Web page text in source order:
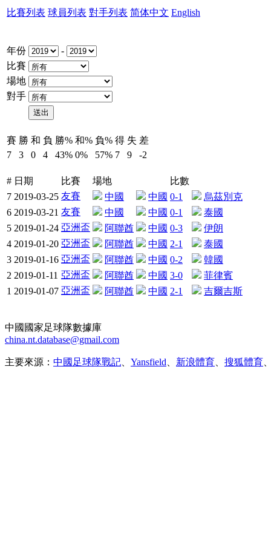
比賽列表 球員列表 對手列表 简体中文 English
年份
-
比賽
場地
對手
賽 勝 和 負 勝% 和% 負% 得 失 差
7
3 0 4 43% 0% 57% 7 9 -2
# 日期 比賽 場地
比數
7 2019-03-25 友賽 中國 中國 0-1
烏茲別克
6 2019-03-21 友賽 中國 中國 0-1
泰國
5 2019-01-24 亞洲盃 阿聯酋 中國 0-3
伊朗
4 2019-01-20 亞洲盃 阿聯酋 中國 2-1
泰國
3 2019-01-16 亞洲盃 阿聯酋 中國 0-2
韓國
2 2019-01-11 亞洲盃 阿聯酋 中國 3-0
菲律賓
1 2019-01-07 亞洲盃 阿聯酋 中國 2-1 吉爾吉斯
中國國家足球隊數據庫
china.nt.database@gmail.com
主要來源： 中國足球隊戰記 Yansfield 新浪體育 搜狐體育